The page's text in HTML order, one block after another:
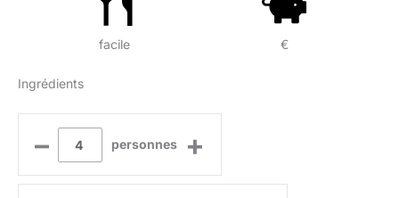
facile €
Ingrédients
– personnes +